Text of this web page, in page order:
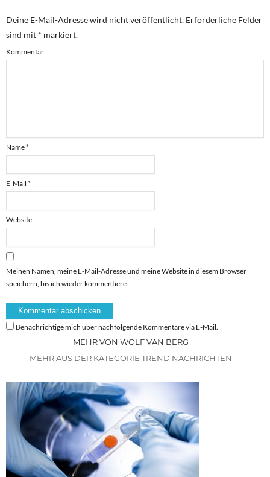
Deine E-Mail-Adresse wird nicht veröffentlicht. Erforderliche Felder
sind mit * markiert.
Kommentar
Name*
E-Mail *
Website
Meinen Namen, meine E-Mail-Adresse und meine Website in diesem Browser
speichern, bis ich wieder kommentiere.
Benachrichtige mich über nachfolgende Kommentare via E-Mail.
MEHR VON WOLF VAN BERG
MEHR AUS DER KATEGORIE TREND NACHRICHTEN